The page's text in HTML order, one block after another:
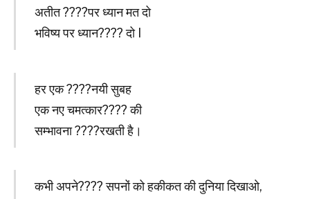
अतीत ????पर ध्यान मत दो
भविष्य पर ध्यान???? दो I
हर एक ????नयी सुबह
एक नए चमत्कार???? की
सम्भावना ????रखती है।
कभी अपने???? सपनों को हकीकत की दुनिया दिखाओ,